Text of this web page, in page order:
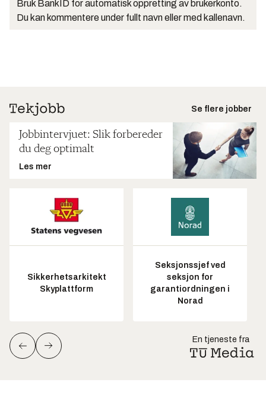
Bruk BankID for automatisk oppretting av brukerkonto.
Du kan kommentere under fullt navn eller med kallenavn.
Se flere jobber
Jobbintervjuet: Slik forbereder
du deg optimalt
Les mer
Sikkerhetsarkitekt
Skyplattform
Seksjonssjef ved
seksjon for
garantiordningen i
Norad
En tjeneste fra